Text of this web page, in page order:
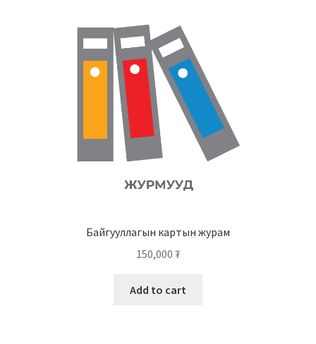
Байгууллагын картын журам
150,000 ₮
Add to cart